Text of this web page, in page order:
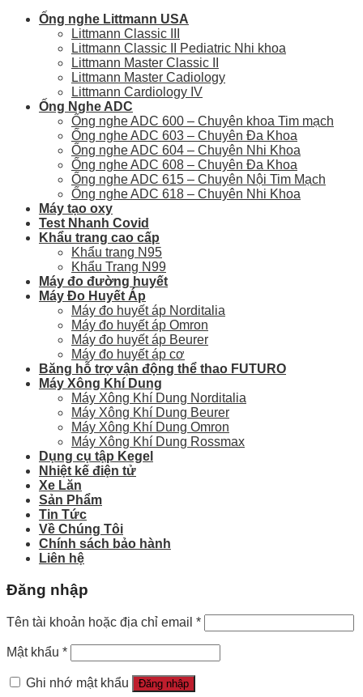
Ống nghe Littmann USA
Littmann Classic III
Littmann Classic II Pediatric Nhi khoa
Littmann Master Classic II
Littmann Master Cadiology
Littmann Cardiology IV
Ống Nghe ADC
Ống nghe ADC 600 – Chuyên khoa Tim mạch
Ống nghe ADC 603 – Chuyên Đa Khoa
Ống nghe ADC 604 – Chuyên Nhi Khoa
Ống nghe ADC 608 – Chuyên Đa Khoa
Ống nghe ADC 615 – Chuyên Nội Tim Mạch
Ống nghe ADC 618 – Chuyên Nhi Khoa
Máy tạo oxy
Test Nhanh Covid
Khẩu trang cao cấp
Khẩu trang N95
Khẩu Trang N99
Máy đo đường huyết
Máy Đo Huyết Áp
Máy đo huyết áp Norditalia
Máy đo huyết áp Omron
Máy đo huyết áp Beurer
Máy đo huyết áp cơ
Băng hỗ trợ vận động thể thao FUTURO
Máy Xông Khí Dung
Máy Xông Khí Dung Norditalia
Máy Xông Khí Dung Beurer
Máy Xông Khí Dung Omron
Máy Xông Khí Dung Rossmax
Dụng cụ tập Kegel
Nhiệt kế điện tử
Xe Lăn
Sản Phẩm
Tin Tức
Về Chúng Tôi
Chính sách bảo hành
Liên hệ
Đăng nhập
Tên tài khoản hoặc địa chỉ email *
Mật khẩu *
Ghi nhớ mật khẩu Đăng nhập